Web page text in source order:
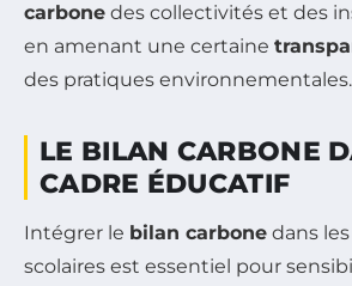
carbone des collectivités et des
en amenant une certaine
des pratiques environnementales.
LE BILAN CARBONE
CADRE ÉDUCATIF
Intégrer le bilan carbone dans
scolaires est essentiel pour